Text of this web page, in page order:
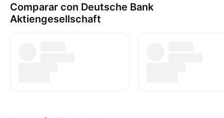
Comparar con Deutsche Bank
Aktiengesellschaft